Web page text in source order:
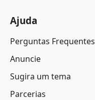
Ajuda
Perguntas Frequentes
Anuncie
Sugira um tema
Parcerias